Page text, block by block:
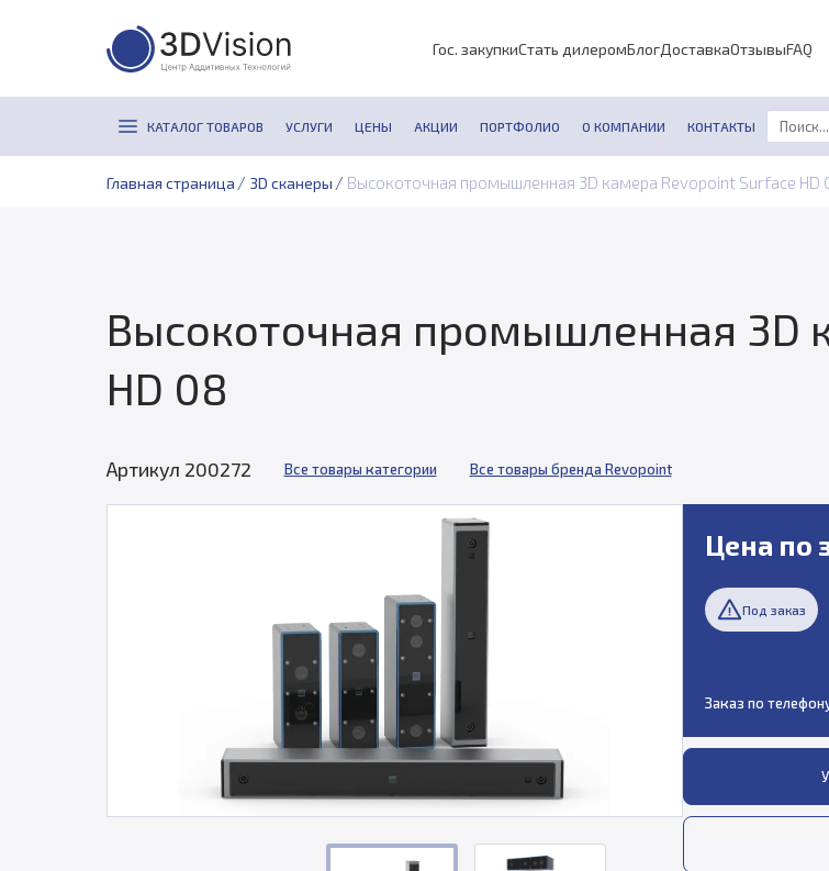
Гос. закупкиСтать дилеромБлогДоставкаОтзывыFAQ
КАТАЛОГ ТОВАРОВ УСЛУГИ ЦЕНЫ АКЦИИ ПОРТФОЛИО О КОМПАНИИ КОНТАКТЫ
Главная страница / 3D сканеры / Высокоточная промышленная 3D камера Revopoint Surface HD
Высокоточная промышленная 3D
HD 08
Артикул 200272 Все товары категории Все товары бренда Revopoint
Цена по
Под заказ
Заказ по